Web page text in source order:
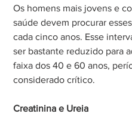
Os homens mais jovens e
saúde devem procurar
cada cinco anos. Esse
ser bastante reduzido para
faixa dos 40 e 60 anos,
considerado crítico.
Creatinina e Ureia